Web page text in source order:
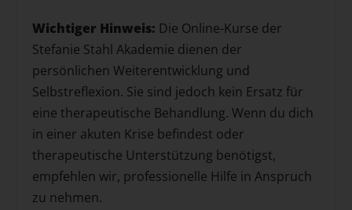
Wichtiger Hinweis: Die Online-Kurse der
Stefanie Stahl Akademie dienen der
persönlichen Weiterentwicklung und
Selbstreflexion. Sie sind jedoch kein Ersatz für
eine therapeutische Behandlung. Wenn du dich
in einer akuten Krise befindest oder
therapeutische Unterstützung benötigst,
empfehlen wir, professionelle Hilfe in Anspruch
zu nehmen.